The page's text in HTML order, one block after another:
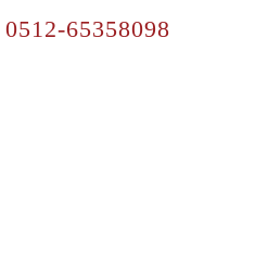
0512-65358098